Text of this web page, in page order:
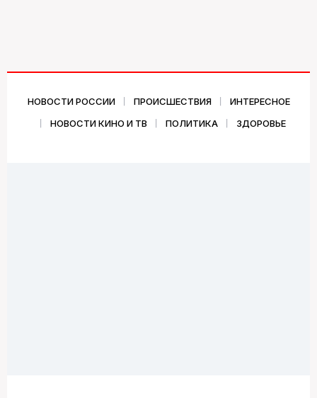
НОВОСТИ РОССИИ ПРОИСШЕСТВИЯ
ИНТЕРЕСНОЕ
НОВОСТИ КИНО И ТВ
ПОЛИТИКА ЗДОРОВЬЕ